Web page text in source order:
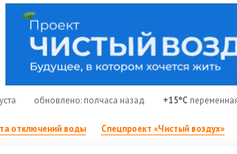
обновлено: полчаса назад +15°C
отключений воды Спецпроект «Чистый воздух»